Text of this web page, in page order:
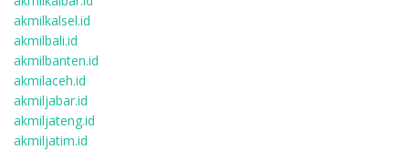
akmilkalsel.id
akmilbali.id
akmilbanten.id
akmilaceh.id
akmiljabar.id
akmiljateng.id
akmiljatim.id